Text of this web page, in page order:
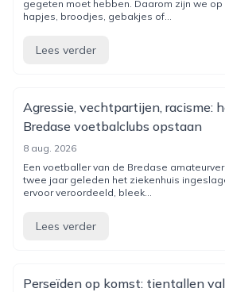
gegeten moet hebben. Daarom zijn we
hapjes, broodjes, gebakjes of...
Lees verder
Agressie, vechtpartijen, racisme:
Bredase voetbalclubs opstaan
8 aug. 2026
Een voetballer van de Bredase
twee jaar geleden het ziekenhuis
ervoor veroordeeld, bleek...
Lees verder
Perseïden op komst: tientallen